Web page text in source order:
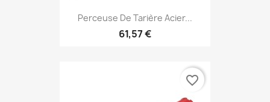
Perceuse De Tarière Acier...
61,57 €
favorite_border